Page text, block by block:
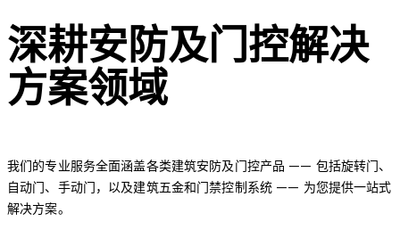
深耕安防及门控解决
方案领域
我们的专业服务全面涵盖各类建筑安防及门控产品 —— 包括旋转门、
自动门、手动门，以及建筑五金和门禁控制系统 —— 为您提供一站式
解决方案。